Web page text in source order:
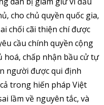
cho chủ quyền quốc gia,
chối cãi thiện chí được
cầu chính quyền cộng
hoá, chấp nhận bầu cử tự
người được qui định
trong hiến pháp Việt
lầm về nguyên tắc, và